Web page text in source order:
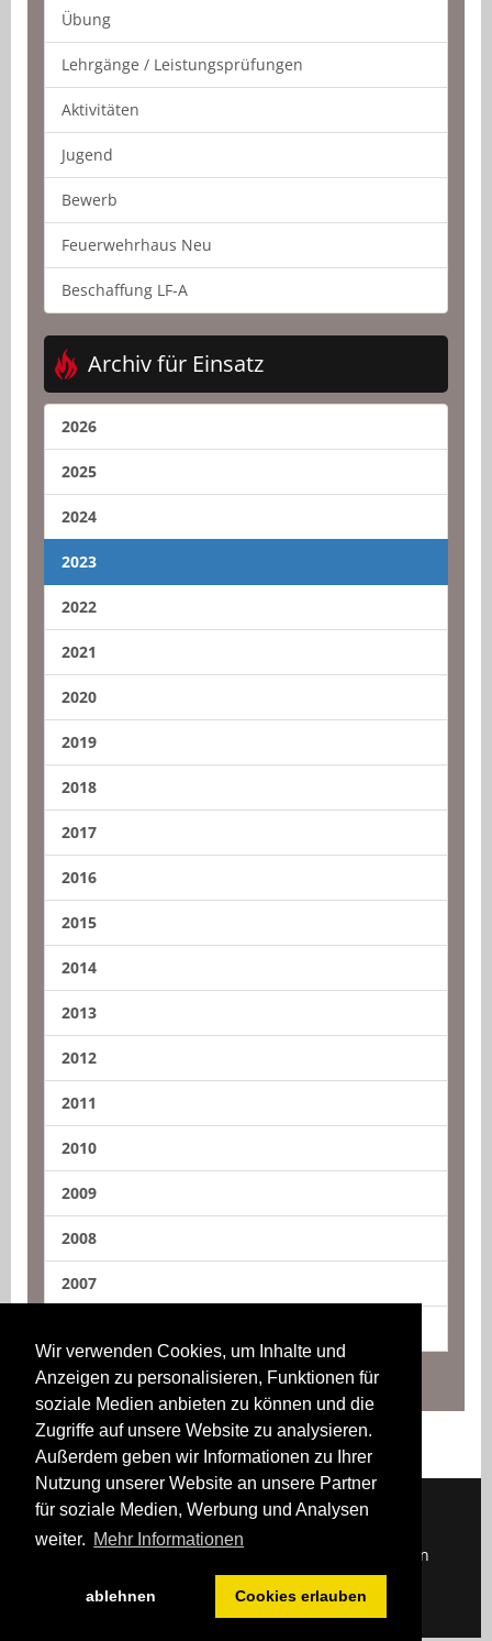
Wir verwenden Cookies, um Inhalte und
Anzeigen zu personalisieren, Funktionen für
soziale Medien anbieten zu können und die
Zugriffe auf unsere Website zu analysieren.
Außerdem geben wir Informationen zu Ihrer
Nutzung unserer Website an unsere Partner
für soziale Medien, Werbung und Analysen
weiter. Mehr Informationen
ablehnen Cookies erlauben
Übung
Lehrgänge / Leistungsprüfungen
Aktivitäten
Jugend
Bewerb
Feuerwehrhaus Neu
Beschaffung LF-A
Archiv für Einsatz
2026
2025
2024
2023
2022
2021
2020
2019
2018
2017
2016
2015
2014
2013
2012
2011
2010
2009
2008
2007
Downloads Impressum Login